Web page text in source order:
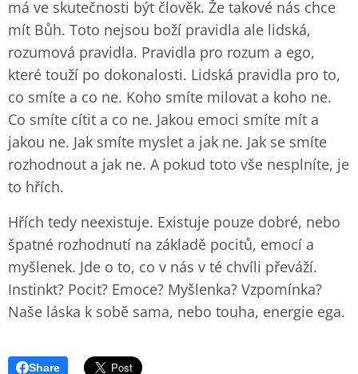
má ve skutečnosti být člověk. Že takové nás chce
mít Bůh. Toto nejsou boží pravidla ale lidská,
rozumová pravidla. Pravidla pro rozum a ego,
které touží po dokonalosti. Lidská pravidla pro to,
co smíte a co ne. Koho smíte milovat a koho ne.
Co smíte cítit a co ne. Jakou emoci smíte mít a
jakou ne. Jak smíte myslet a jak ne. Jak se smíte
rozhodnout a jak ne. A pokud toto vše nesplníte, je
to hřích.
Hřích tedy neexistuje. Existuje pouze dobré, nebo
špatné rozhodnutí na základě pocitů, emocí a
myšlenek. Jde o to, co v nás v té chvíli převáží.
Instinkt? Pocit? Emoce? Myšlenka? Vzpomínka?
Naše láska k sobě sama, nebo touha, energie ega.
Share